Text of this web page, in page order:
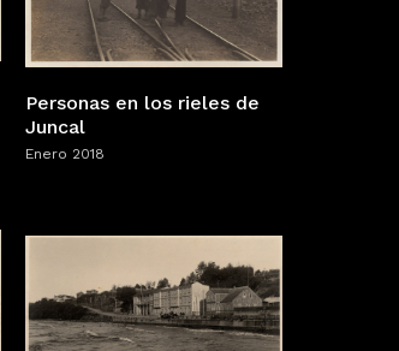
Personas en los rieles de
Juncal
Enero 2018